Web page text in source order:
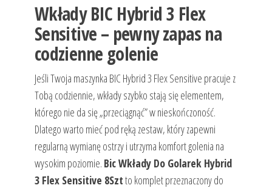
Wkłady BIC Hybrid 3 Flex
Sensitive – pewny zapas na
codzienne golenie
Jeśli Twoja maszynka BIC Hybrid 3 Flex Sensitive pracuje z
Tobą codziennie, wkłady szybko stają się elementem,
którego nie da się „przeciągnąć” w nieskończoność.
Dlatego warto mieć pod ręką zestaw, który zapewni
regularną wymianę ostrzy i utrzyma komfort golenia na
wysokim poziomie. Bic Wkłady Do Golarek Hybrid
3 Flex Sensitive 8Sztto komplet przeznaczony do